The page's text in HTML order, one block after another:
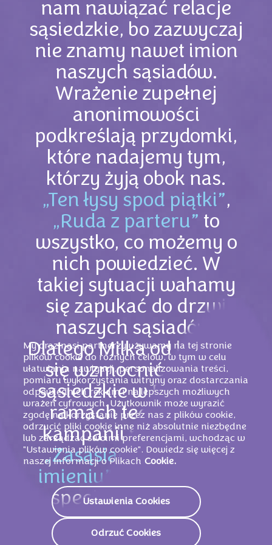
nam nawiązać relacje
sąsiedzkie, bo zazwyczaj
nie znamy nawet imion
naszych sąsiadów.
Wrażenie zupełnej
anonimowości
podkreślają przydomki,
które nadajemy tym,
którzy żyją obok nas.
„Ten łysy spod piątki”,
„Ruda z parteru” to
wszystko, co możemy o
nich powiedzieć. W
takiej sytuacji wahamy
się zapukać do drzwi
naszych sąsiadów.
Dlatego Milka od lat stara
się wzmocnić relacje
sąsiedzkie w Polsce. W
ramach tegorocznej
kampanii pod hasłem
„Zasąsiadujmy się po
imieniu”
specjalne przesyłki,
które pozwolą poznać
My oraz nasi partnerzy używamy na tej stronie
plików cookie do różnych celów, w tym w celu
ułatwiania nawigacji, personalizowania treści,
pomiaru wykorzystania witryny oraz dostarczania
odpowiednich reklam i najlepszych możliwych
wrażeń cyfrowych. Użytkownik może wyrazić
zgodę na korzystanie przez nas z plików cookie,
odrzucić pliki cookie inne niż absolutnie niezbędne
lub zarządzać swoimi preferencjami, wchodząc w
"Ustawienia plików cookie". Dowiedz się więcej z
naszej Informacji o Plikach Cookie.
Ustawienia Cookies
Odrzuć Cookies